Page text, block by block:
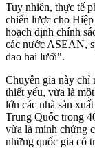
Tuy nhiên, thực tế
chiến lược cho
hoạch định chính
các nước ASEAN,
dao hai lưỡi".
Chuyên gia này chỉ
thiết yếu, vừa là
lớn các nhà sản
Trung Quốc trong
vừa là minh chứng
những quốc gia có